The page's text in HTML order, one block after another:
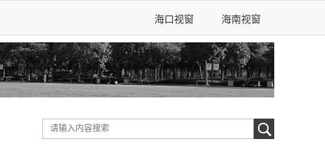
海口视窗 海南视窗